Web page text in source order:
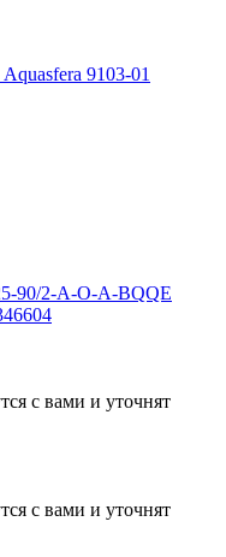
9103-01
90/2-A-O-A-BQQE
с вами и уточнят
с вами и уточнят